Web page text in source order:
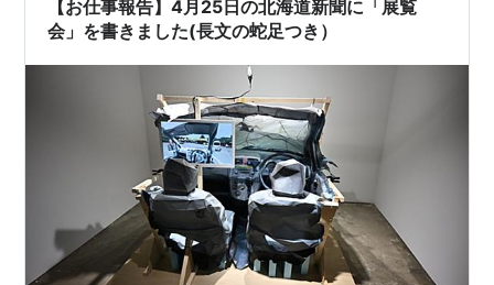
【お仕事報告】4月25日の北海道新聞に「展覧
会」を書きました(長文の蛇足つき）